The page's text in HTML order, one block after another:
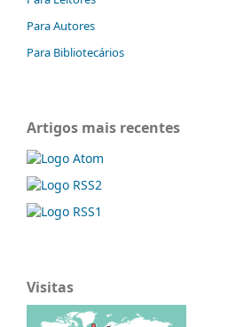
Para Autores
Para Bibliotecários
Artigos mais recentes
Visitas